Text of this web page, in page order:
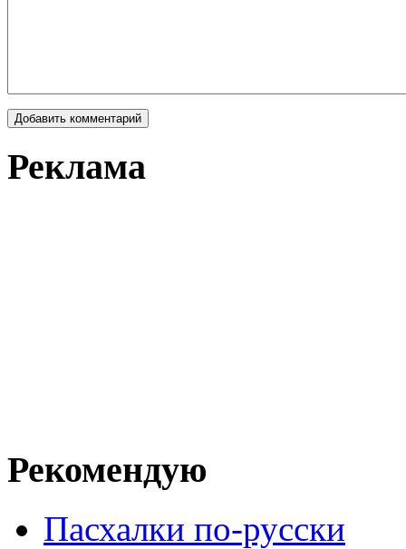
Реклама
Рекомендую
Пасхалки по-русски